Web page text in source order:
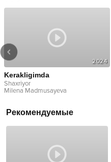
2024
Kerakligimda
Shaxriyor
Milena Madmusayeva
Рекомендуемые